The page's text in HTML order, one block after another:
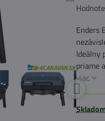
Enders
Ideálny
priame
viac